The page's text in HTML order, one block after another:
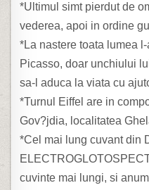
*Ultimul simt pierdut de
vederea, apoi in ordine
*La nastere toata lumea
Picasso, doar unchiului
sa-l aduca la viata cu
*Turnul Eiffel are in
Gov?jdia, localitatea
*Cel mai lung cuvant din
cuvinte mai lungi, si